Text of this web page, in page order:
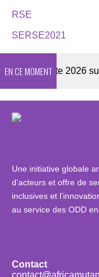
RSE
SERSE2021
EN CE MOMENT
Enquête 2026 sur la
Une initiative globale
d’acteurs et offre de
inclusives et
au service des ODD
Contact